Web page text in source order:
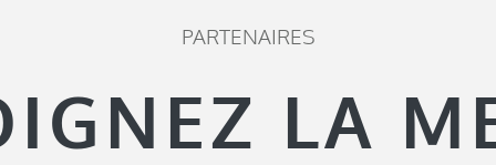
PARTENAIRES
LA